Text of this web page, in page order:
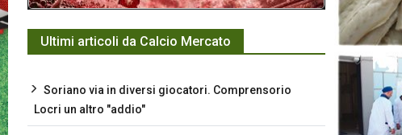
Ultimi articoli da Calcio Mercato
Soriano via in diversi giocatori. Comprensorio
Locri un altro "addio"